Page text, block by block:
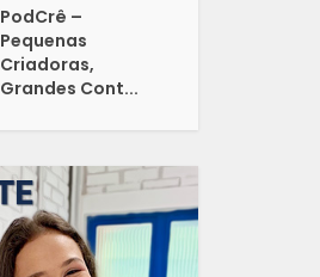
PodCrê –
Pequenas
Criadoras,
Grandes Cont...